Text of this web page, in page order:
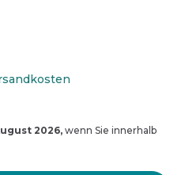
2026, wenn Sie innerhalb